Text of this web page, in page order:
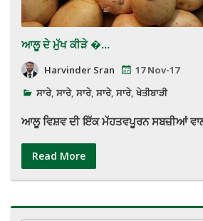
ਆਲੂ ਦੇ ਮੁੱਖ ਕੀੜੇ �...
Harvinder Sran
17 Nov-17
ਸਾਰੇ, ਸਾਰੇ, ਸਾਰੇ, ਸਾਰੇ, ਸਾਰੇ,ਖੇਤੀਬਾੜੀ
ਆਲੂ ਵਿਸ਼ਵ ਦੀ ਇੱਕ ਮੱਹਤਵਪੂਰਨ ਸਬਜ਼ੀਆਂ
Read More